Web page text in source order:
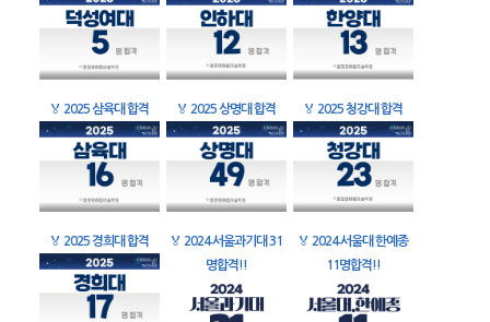
🏅 2025 삼육대 합격 🏅 2025 상명대 합격 🏅 2025 청강대 합격
🏅 2025 경희대 합격 🏅 2024 서울과기대 31
명합격!!
🏅 2024 서울대 한예종
11명합격!!